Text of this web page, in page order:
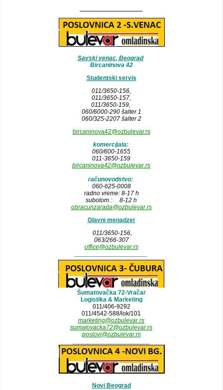
Savski venac, Beograd
Bircaninova 42
Studentski servis
011/3650-156,
011/3650-157,
011/3650-159,
060/6000-290 šalter 1
060/325-2207 šalter 2
bircaninova42@ozbulevar.rs
komercijala:
060/600-1655
011-3650-159
bircaninova42@ozbulevar.rs
računovodstvo:
060-625-0008
radno vreme: 8-17 h
subotom : 8-12 h
obracunzarada@ozbulevar.rs
Glavni menadzer
011/3650-156,
063/266-307
office@ozbulevar.rs
Šumatovačka 72-Vračar
Logistika & Marketing
011/406-9292
011/4542-588/lok/101
marketing@ozbulevar.rs
sumatovacka72@ozbulevar.rs
poslovi@ozbulevar.rs
Novi Beograd